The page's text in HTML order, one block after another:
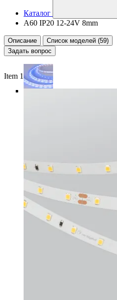
Каталог
A60 IP20 12-24V 8mm
Описание
Список моделей (59)
Задать вопрос
Item 1 of 6